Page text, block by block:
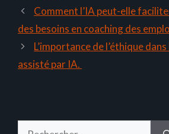
Comment l’IA peut-elle
des besoins en coaching des
L’importance de l’éthique
assisté par IA.